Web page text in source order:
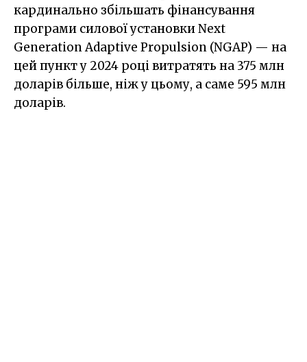
кардинально збільшать фінансування
програми силової установки Next
Generation Adaptive Propulsion (NGAP) — на
цей пункт у 2024 році витратять на 375 млн
доларів більше, ніж у цьому, а саме 595 млн
доларів.